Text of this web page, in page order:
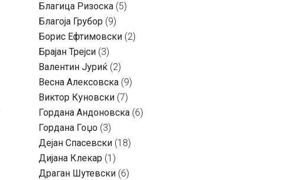
Благица Ризоска (5)
Благоја Грубор (9)
Борис Ефтимовски (2)
Брајан Трејси (3)
Валентин Јуриќ (2)
Весна Алексовска (9)
Виктор Куновски (7)
Гордана Андоновска (6)
Гордана Гоџо (3)
Дејан Спасевски (18)
Дијана Клекар (1)
Драган Шутевски (6)